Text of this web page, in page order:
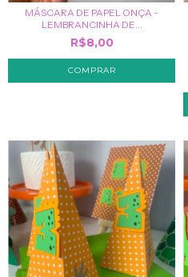
MÁSCARA DE PAPEL ONÇA -
LEMBRANCINHA DE...
R$8,00